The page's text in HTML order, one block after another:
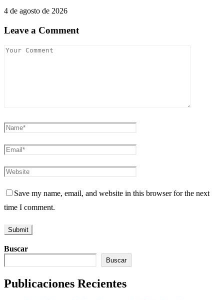
4 de agosto de 2026
Leave a Comment
Save my name, email, and website in this browser for the next
time I comment.
Buscar
Buscar
Publicaciones Recientes